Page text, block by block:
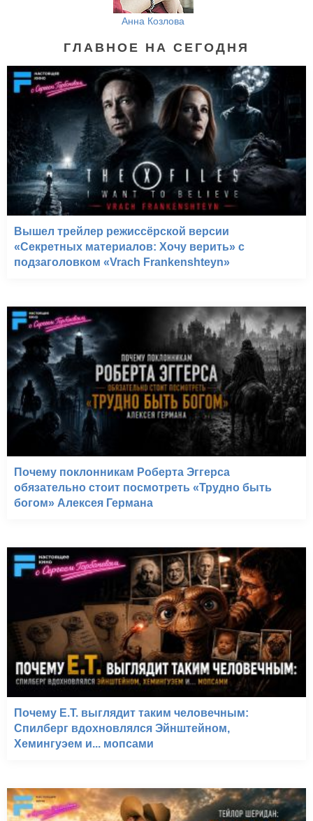
Анна Козлова
ГЛАВНОЕ НА СЕГОДНЯ
Вышел трейлер режиссёрской версии
«Секретных материалов: Хочу верить» с
подзаголовком «Vrach Frankenshteyn»
Почему поклонникам Роберта Эггерса
обязательно стоит посмотреть «Трудно быть
богом» Алексея Германа
Почему E.T. выглядит таким человечным:
Спилберг вдохновлялся Эйнштейном,
Хемингуэем и... мопсами